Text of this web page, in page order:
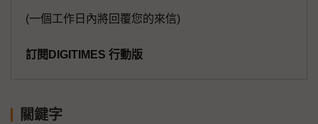
(一個工作日內將回覆您的來信)
訂閱DIGITIMES 行動版
關鍵字